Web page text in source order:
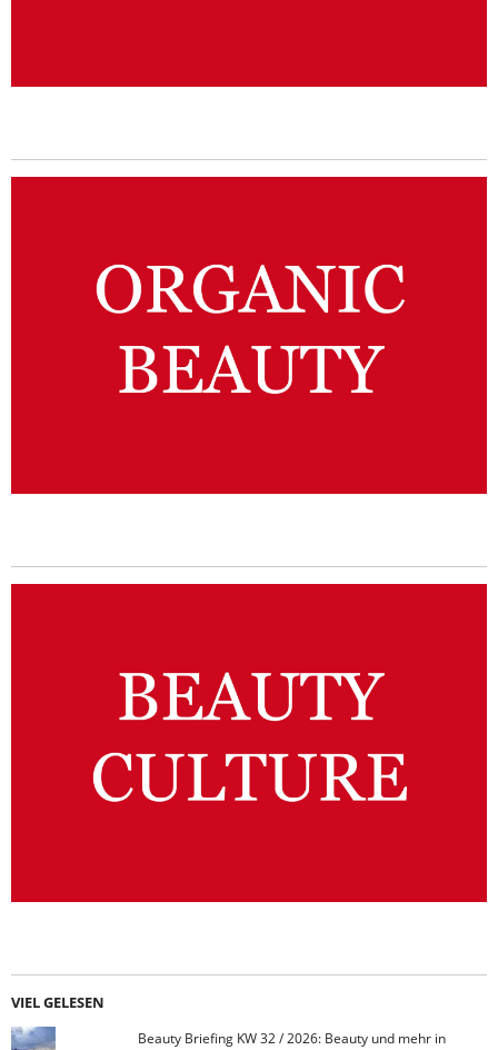
VIEL GELESEN
Beauty Briefing KW 32 / 2026: Beauty und mehr in